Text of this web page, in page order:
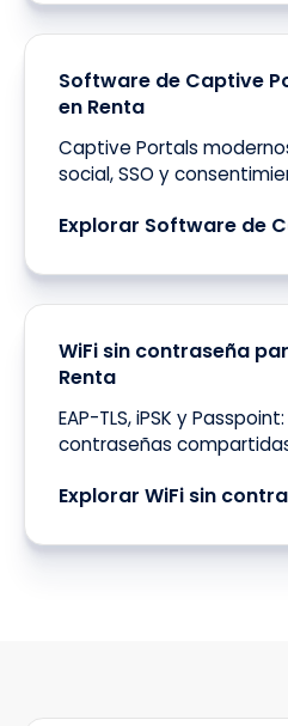
Software de Captive
en Renta
Captive Portals
social, SSO y
Explorar Software de
WiFi sin contraseña
Renta
EAP-TLS, iPSK y
contraseñas
Explorar WiFi sin